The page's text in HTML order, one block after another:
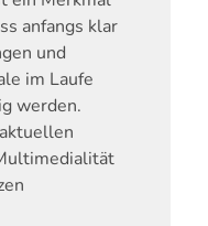
anfangs klar
und
im Laufe
werden.